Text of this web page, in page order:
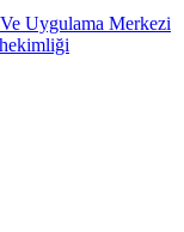
Uygulama Merkezi